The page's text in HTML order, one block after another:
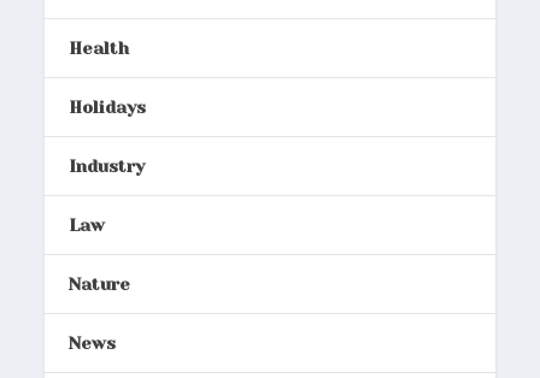
Health
Holidays
Industry
Law
Nature
News